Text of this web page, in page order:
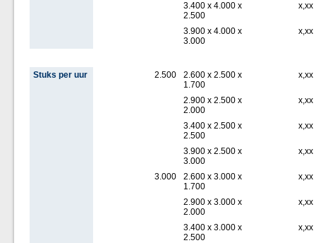
3.400 x 4.000 x
2.500
x,xx
3.900 x 4.000 x
3.000
x,xx
Stuks per uur 2.500
2.600 x 2.500 x
1.700
x,xx
2.900 x 2.500 x
2.000
x,xx
3.400 x 2.500 x
2.500
x,xx
3.900 x 2.500 x
3.000
x,xx
3.000
2.600 x 3.000 x
1.700
x,xx
2.900 x 3.000 x
2.000
x,xx
3.400 x 3.000 x
2.500
x,xx